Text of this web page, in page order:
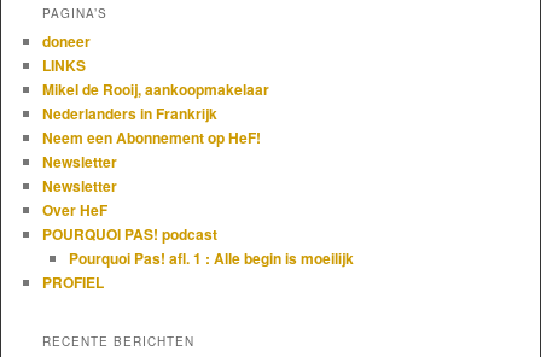
PAGINA’S
doneer
LINKS
Mikel de Rooij, aankoopmakelaar
Nederlanders in Frankrijk
Neem een Abonnement op HeF!
Newsletter
Newsletter
Over HeF
POURQUOI PAS! podcast
Pourquoi Pas! afl. 1 : Alle begin is moeilijk
PROFIEL
RECENTE BERICHTEN